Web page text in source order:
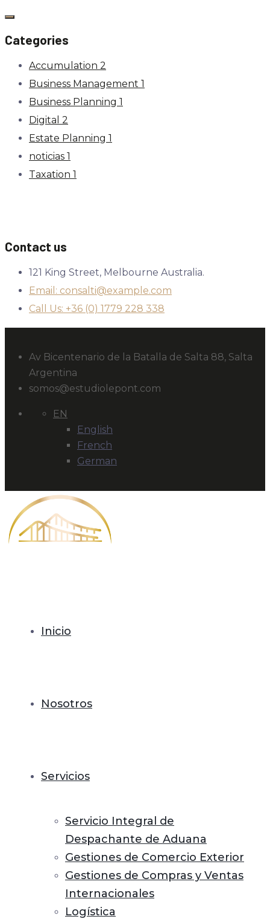
Categories
Accumulation 2
Business Management 1
Business Planning 1
Digital 2
Estate Planning 1
noticias 1
Taxation 1
Contact us
121 King Street, Melbourne Australia.
Email: consalti@example.com
Call Us: +36 (0) 1779 228 338
Av Bicentenario de la Batalla de Salta 88, Salta
Argentina
somos@estudiolepont.com
EN
English
French
German
Inicio
Nosotros
Servicios
Servicio Integral de
Despachante de Aduana
Gestiones de Comercio Exterior
Gestiones de Compras y Ventas
Internacionales
Logística